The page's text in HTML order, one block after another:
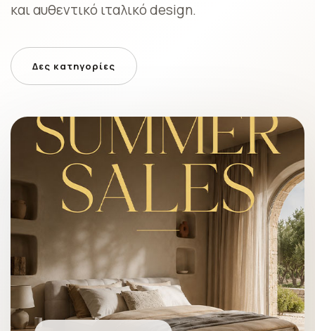
και αυθεντικό ιταλικό design.
Δες κατηγορίες